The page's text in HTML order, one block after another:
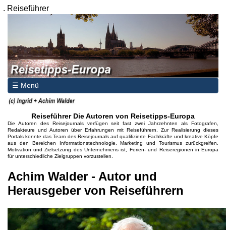
. Reiseführer
☰ Menü
Reiseführer Die Autoren von Reisetipps-Europa
Die Autoren des Reisejournals verfügen seit fast zwei Jahrzehnten als Fotografen,
Redakteure und Autoren über Erfahrungen mit Reiseführern. Zur Realisierung dieses
Portals konnte das Team des Reisejournals auf qualifizierte Fachkräfte und kreative Köpfe
aus den Bereichen Informationstechnologie, Marketing und Tourismus zurückgreifen.
Motivation und Zielsetzung des Unternehmens ist, Ferien- und Reiseregionen in Europa
für unterschiedliche Zielgruppen vorzustellen.
Achim Walder - Autor und
Herausgeber von Reiseführern